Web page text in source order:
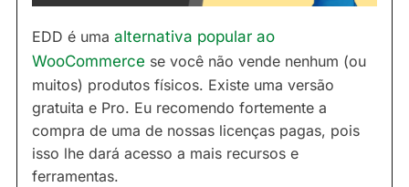
EDD é uma alternativa popular ao
WooCommerce se você não vende nenhum (ou
muitos) produtos físicos. Existe uma versão
gratuita e Pro. Eu recomendo fortemente a
compra de uma de nossas licenças pagas, pois
isso lhe dará acesso a mais recursos e
ferramentas.